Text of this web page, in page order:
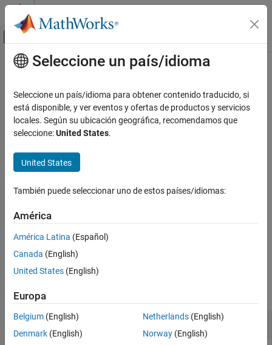
Saltar al contenido
Mostrar/ocultar menú de navegación
Inicio de Documentación
External Language Interfaces
C++ with MATLAB
Call C/C++ from MATLAB
Library
Syntax
Input Arguments
Version History
Contenido principal
clibIsReadOnly
Determine if C++ object is read-only
collapse all in page
tf = clibIsReadOnly(cppObj)
read-only. Otherwise, it returns logical
example
Examples
Determine if Object isconstornonconst
Seleccione un país/idioma
Seleccione un país/idioma para obtener contenido traducido, si
está disponible, y ver eventos y ofertas de productos y servicios
locales. Según su ubicación geográfica, recomendamos que
seleccione:United States.
United States
También puede seleccionar uno de estos países/idiomas:
América
América Latina (Español)
Canada (English)
United States (English)
Europa
Belgium (English)
Denmark (English)
Netherlands(English)
Norway(English)